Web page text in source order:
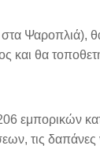
στα
θα
εμπορικών
τις